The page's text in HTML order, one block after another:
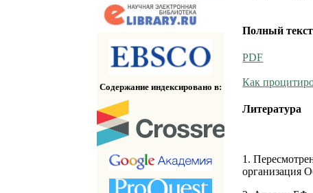
Содержание индексировано в:
Полный
PDF
Как
Литература
1.
организация